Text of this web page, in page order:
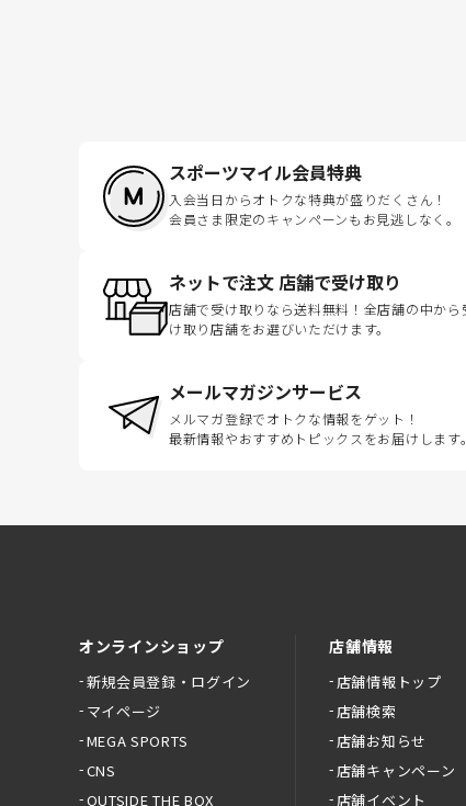
スポーツマイル会員特典
入会当日からオトクな特典が盛りだくさん！
会員さま限定のキャンペーンもお見逃しなく。
ネットで注文 店舗で受け取り
店舗で受け取りなら送料無料！全店舗の中から
け取り店舗をお選びいただけます。
メールマガジンサービス
メルマガ登録でオトクな情報をゲット！
最新情報やおすすめトピックスをお届けします。
オンラインショップ
新規会員登録・ログイン
マイページ
MEGA SPORTS
CNS
OUTSIDE THE BOX
店舗情報
店舗情報トップ
店舗検索
店舗お知らせ
店舗キャンペーン
店舗イベント